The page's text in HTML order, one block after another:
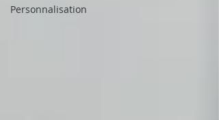
Personnalisation